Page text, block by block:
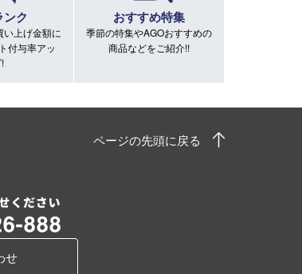
ク
い上げ金額に
付与率アッ
おすすめ特集
季節の特集やAGOおすすめの
商品などをご紹介!!
ページの先頭に戻る
せ